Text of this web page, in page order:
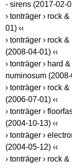
- sirens (2017-02-
› tonträger › rock
01) ‹‹
› tonträger › rock
(2008-04-01) ‹‹
› tonträger › hard
numinosum (2008-
› tonträger › rock
(2006-07-01) ‹‹
› tonträger ›
(2004-10-13) ‹‹
› tonträger ›
(2004-05-12) ‹‹
› tonträger › rock